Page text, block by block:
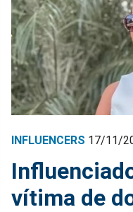
INFLUENCERS 17/11/
vítima de